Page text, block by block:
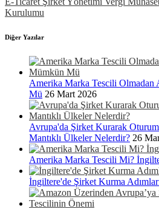
Kurulumu
Diğer Yazılar
Amerika Marka Tescili Olmadan
Mü 26 Mart 2026
Avrupa'da Şirket Kurarak
Mantıklı Ülkeler Nelerdir? 26
Amerika Marka Tescili Mi?
İngiltere'de Şirket Kurma